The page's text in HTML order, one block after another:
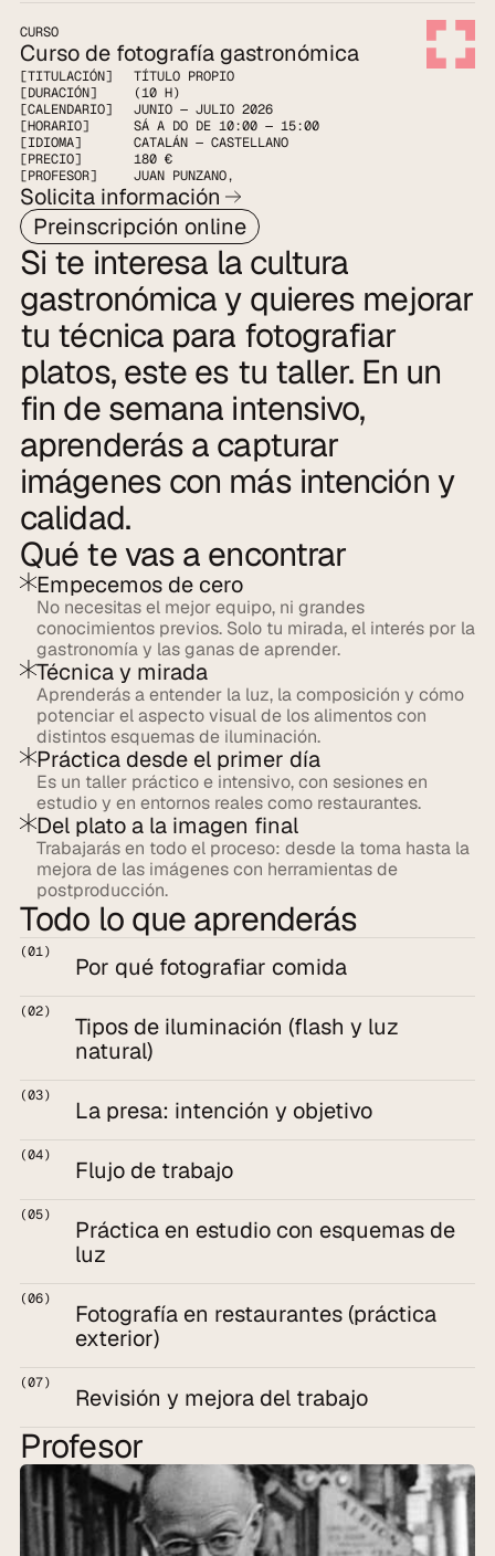
Si te interesa la cultura
gastronómica y quieres mejorar
tu técnica para fotografiar
platos, este es tu taller. En un
fin de semana intensivo,
aprenderás a capturar
imágenes con más intención y
calidad.
Qué te vas a encontrar
Empecemos de cero
No necesitas el mejor equipo, ni grandes
conocimientos previos. Solo tu mirada, el interés por la
gastronomía y las ganas de aprender.
Técnica y mirada
Aprenderás a entender la luz, la composición y cómo
potenciar el aspecto visual de los alimentos con
distintos esquemas de iluminación.
Práctica desde el primer día
Es un taller práctico e intensivo, con sesiones en
estudio y en entornos reales como restaurantes.
Del plato a la imagen final
Trabajarás en todo el proceso: desde la toma hasta la
mejora de las imágenes con herramientas de
postproducción.
Todo lo que aprenderás
(01)
Por qué fotografiar comida
(02)
Tipos de iluminación (flash y luz
natural)
(03)
La presa: intención y objetivo
(04)
Flujo de trabajo
(05)
Práctica en estudio con esquemas de
luz
(06)
Fotografía en restaurantes (práctica
exterior)
(07)
Revisión y mejora del trabajo
Profesor
CURSO
Curso de fotografía gastronómica
[TITULACIÓN]
TÍTULO PROPIO
[DURACIÓN]
(10 H)
[CALENDARIO]
JUNIO — JULIO 2026
[HORARIO]
SÁ A DO DE 10:00 — 15:00
[IDIOMA]
CATALÁN — CASTELLANO
[PRECIO]
180 €
[PROFESOR]
JUAN PUNZANO,
Solicita información
Preinscripción online